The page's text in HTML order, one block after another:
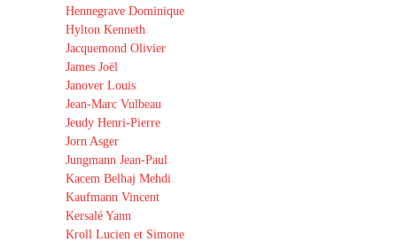
Hennegrave Dominique
Hylton Kenneth
Jacquemond Olivier
James Joël
Janover Louis
Jean-Marc Vulbeau
Jeudy Henri-Pierre
Jorn Asger
Jungmann Jean-Paul
Kacem Belhaj Mehdi
Kaufmann Vincent
Kersalé Yann
Kroll Lucien et Simone